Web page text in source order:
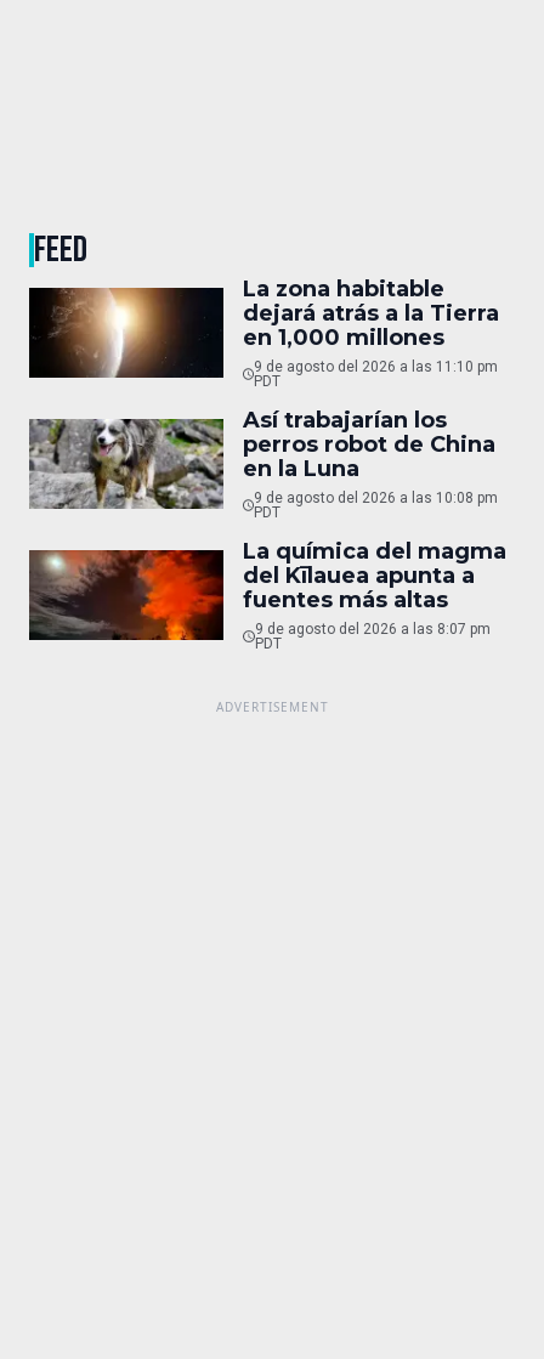
FEED
La zona habitable
dejará atrás a la Tierra
en 1,000 millones
9 de agosto del 2026 a las 11:10 pm
PDT
Así trabajarían los
perros robot de China
en la Luna
9 de agosto del 2026 a las 10:08 pm
PDT
La química del magma
del Kīlauea apunta a
fuentes más altas
9 de agosto del 2026 a las 8:07 pm
PDT